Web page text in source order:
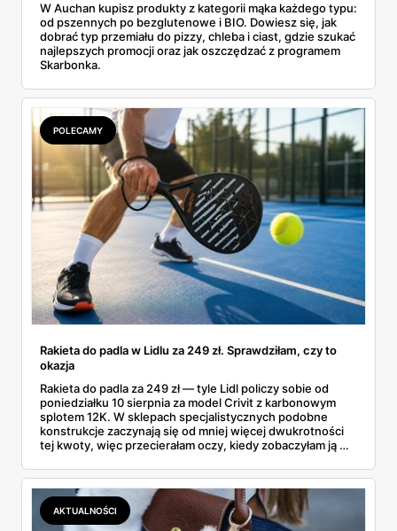
W Auchan kupisz produkty z kategorii mąka każdego typu:
od pszennych po bezglutenowe i BIO. Dowiesz się, jak
dobrać typ przemiału do pizzy, chleba i ciast, gdzie szukać
najlepszych promocji oraz jak oszczędzać z programem
Skarbonka.
POLECAMY
Rakieta do padla w Lidlu za 249 zł. Sprawdziłam, czy to
okazja
Rakieta do padla za 249 zł — tyle Lidl policzy sobie od
poniedziałku 10 sierpnia za model Crivit z karbonowym
splotem 12K. W sklepach specjalistycznych podobne
konstrukcje zaczynają się od mniej więcej dwukrotności
tej kwoty, więc przecierałam oczy, kiedy zobaczyłam ją w
najszybciej rosnący sport w Polsce: kortów przybywa
lawinowo, a chętnych jeszcze szybciej. Sprawdziłam, co
dokładnie dostajemy za te pieniądze i komu taka rakieta
faktycznie wystarczy.
AKTUALNOŚCI